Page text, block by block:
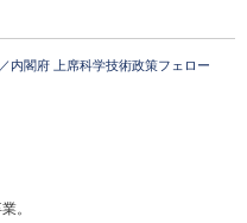
内閣府 上席科学技術政策フェロー
。